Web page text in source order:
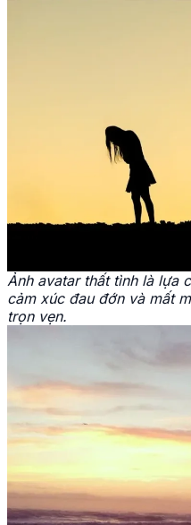
Ảnh avatar thất tình là lựa
cảm xúc đau đớn và mất
trọn vẹn.